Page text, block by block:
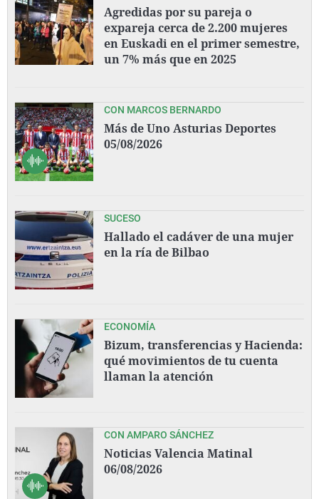
Agredidas por su pareja o
expareja cerca de 2.200 mujeres
en Euskadi en el primer semestre,
un 7% más que en 2025
CON MARCOS BERNARDO
Más de Uno Asturias Deportes
05/08/2026
SUCESO
Hallado el cadáver de una mujer
en la ría de Bilbao
ECONOMÍA
Bizum, transferencias y Hacienda:
qué movimientos de tu cuenta
llaman la atención
CON AMPARO SÁNCHEZ
Noticias Valencia Matinal
06/08/2026